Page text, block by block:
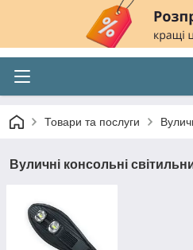
Товари та послуги
Вуличні консольні